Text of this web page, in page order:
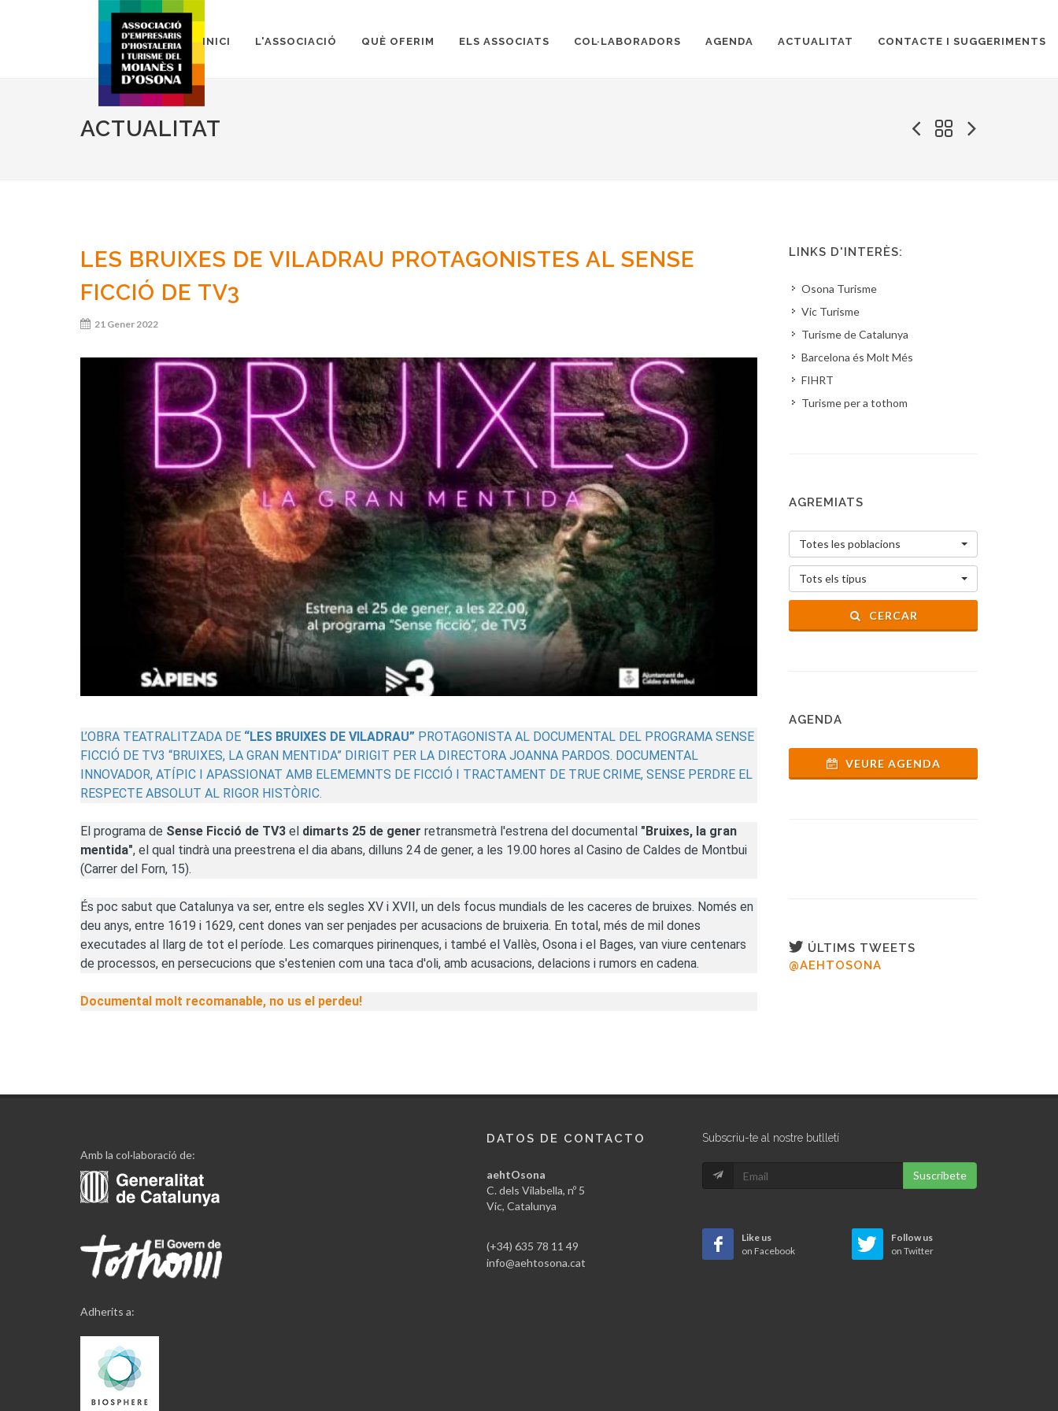
INICI L'ASSOCIACIÓ QUÈ OFERIM ELS ASSOCIATS COL·LABORADORS AGENDA ACTUALITAT CONTACTE I SUGGERIMENTS
ACTUALITAT
LES BRUIXES DE VILADRAU PROTAGONISTES AL SENSE
FICCIÓ DE TV3
21 Gener 2022
L’OBRA TEATRALITZADA DE “LES BRUIXES DE VILADRAU” PROTAGONISTA AL DOCUMENTAL DEL PROGRAMA SENSE
FICCIÓ DE TV3 “BRUIXES, LA GRAN MENTIDA” DIRIGIT PER LA DIRECTORA JOANNA PARDOS. DOCUMENTAL
INNOVADOR, ATÍPIC I APASSIONAT AMB ELEMEMNTS DE FICCIÓ I TRACTAMENT DE TRUE CRIME, SENSE PERDRE EL
RESPECTE ABSOLUT AL RIGOR HISTÒRIC.
El programa de Sense Ficció de TV3 el dimarts 25 de gener retransmetrà l'estrena del documental "Bruixes, la gran
mentida", el qual tindrà una preestrena el dia abans, dilluns 24 de gener, a les 19.00 hores al Casino de Caldes de Montbui
(Carrer del Forn, 15).
És poc sabut que Catalunya va ser, entre els segles XV i XVII, un dels focus mundials de les caceres de bruixes. Només en
deu anys, entre 1619 i 1629, cent dones van ser penjades per acusacions de bruixeria. En total, més de mil dones
executades al llarg de tot el període. Les comarques pirinenques, i també el Vallès, Osona i el Bages, van viure centenars
de processos, en persecucions que s'estenien com una taca d'oli, amb acusacions, delacions i rumors en cadena.
Documental molt recomanable, no us el perdeu!
LINKS D'INTERÈS:
Osona Turisme
Vic Turisme
Turisme de Catalunya
Barcelona és Molt Més
FIHRT
Turisme per a tothom
AGREMIATS
Totes les poblacions
Tots els tipus
CERCAR
AGENDA
VEURE AGENDA
ÚLTIMS TWEETS
@AEHTOSONA
Amb la col·laboració de:
Adherits a:
DATOS DE CONTACTO
aehtOsona
C. dels Vilabella, nº 5
Vic, Catalunya
(+34) 635 78 11 49
info@aehtosona.cat
Subscriu-te al nostre butlletí
Suscribete
Like us
on Facebook
Follow us
on Twitter